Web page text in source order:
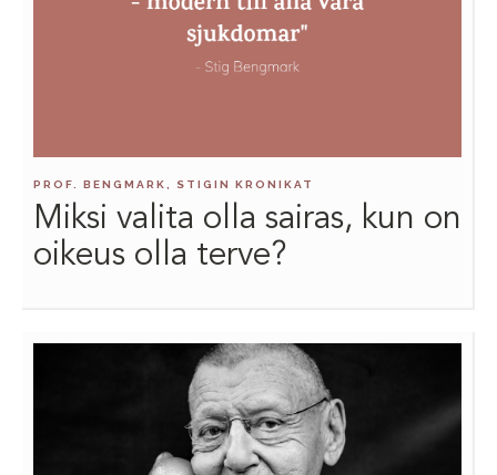
PROF. BENGMARK, STIGIN KRONIKAT
Miksi valita olla sairas, kun on
oikeus olla terve?